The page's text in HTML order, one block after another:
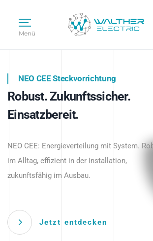
Menü
Intelligente
beginnt hier.
NEO CEE Steckvorrichtung
Robust. Zukunftssicher.
Einsatzbereit.
NEO CEE: Energieverteilung mit System.
im Alltag, effizient in der Installation,
zukunftsfähig im Ausbau.
Jetzt entdecken
Intelligenz trifft Energie.
Anwendungen – robust, IP-geschützt und
zukunftsfähig.